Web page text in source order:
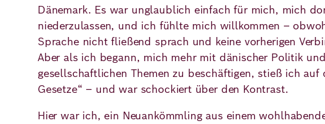
Dänemark. Es war unglaublich einfach für mich, mich
niederzulassen, und ich fühlte mich willkommen –
Sprache nicht fließend sprach und keine vorherigen
Aber als ich begann, mich mehr mit dänischer Politik und
gesellschaftlichen Themen zu beschäftigen, stieß ich auf
Gesetze“ – und war schockiert über den Kontrast.
Hier war ich, ein Neuankömmling aus einem